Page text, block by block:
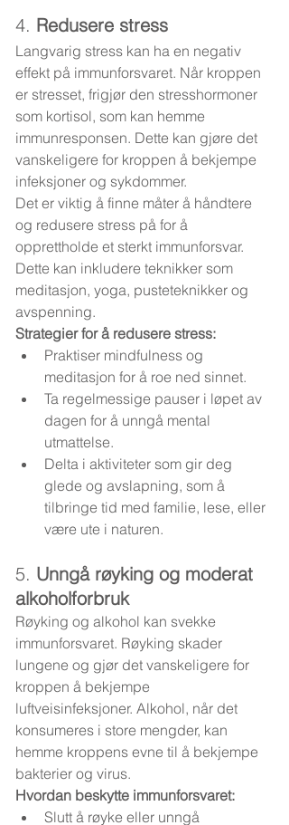
4. Redusere stress
Langvarig stress kan ha en negativ
effekt på immunforsvaret. Når kroppen
er stresset, frigjør den stresshormoner
som kortisol, som kan hemme
immunresponsen. Dette kan gjøre det
vanskeligere for kroppen å bekjempe
infeksjoner og sykdommer.
Det er viktig å finne måter å håndtere
og redusere stress på for å
opprettholde et sterkt immunforsvar.
Dette kan inkludere teknikker som
meditasjon, yoga, pusteteknikker og
avspenning.
Strategier for å redusere stress:
Praktiser mindfulness og
meditasjon for å roe ned sinnet.
Ta regelmessige pauser i løpet av
dagen for å unngå mental
utmattelse.
Delta i aktiviteter som gir deg
glede og avslapning, som å
tilbringe tid med familie, lese, eller
være ute i naturen.
5. Unngå røyking og moderat
alkoholforbruk
Røyking og alkohol kan svekke
immunforsvaret. Røyking skader
lungene og gjør det vanskeligere for
kroppen å bekjempe
luftveisinfeksjoner. Alkohol, når det
konsumeres i store mengder, kan
hemme kroppens evne til å bekjempe
bakterier og virus.
Hvordan beskytte immunforsvaret:
Slutt å røyke eller unngå